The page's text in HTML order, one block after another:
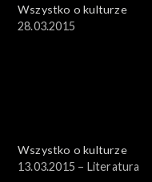
Wszystko o kulturze
28.03.2015
Wszystko o kulturze
13.03.2015 – Literatura